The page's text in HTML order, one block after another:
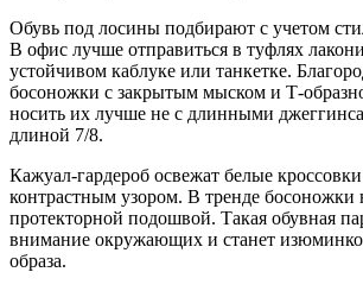
Обувь под лосины подбирают с учетом
В офис лучше отправиться в туфлях
устойчивом каблуке или танкетке.
босоножки с закрытым мыском и Т-
носить их лучше не с длинными
длиной 7/8.
Кажуал-гардероб освежат белые
контрастным узором. В тренде босоножки
протекторной подошвой. Такая обувная
внимание окружающих и станет
образа.